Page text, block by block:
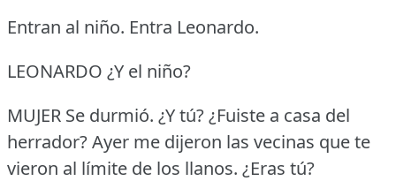
Entran al niño. Entra Leonardo.
LEONARDO ¿Y el niño?
MUJER Se durmió. ¿Y tú?¿Fuiste a casa del
herrador?Ayer me dijeron las vecinas que te
vieron al límite de los llanos. ¿Eras tú?